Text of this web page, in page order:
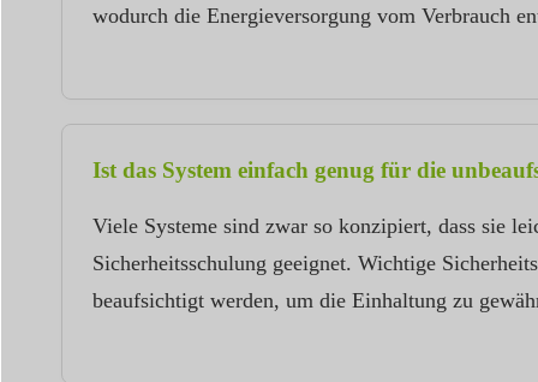
wodurch die Energieversorgung vom Verbrauch
Ist das System einfach genug für die
Viele Systeme sind zwar so konzipiert, dass sie
Sicherheitsschulung geeignet. Wichtige
beaufsichtigt werden, um die Einhaltung zu